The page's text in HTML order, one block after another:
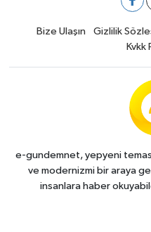
Bize Ulaşın Gizlilik
Kvkk
e-gundemnet, yepyeni
ve modernizmi bir araya
insanlara haber